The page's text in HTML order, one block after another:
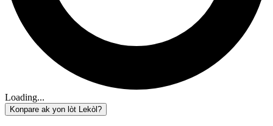
Loading...
Konpare ak yon lòt Lekòl?